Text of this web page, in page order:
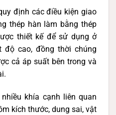
định các điều kiện giao
thép hàn làm bằng thép
thiết kế để sử dụng ở
độ cao, đồng thời chúng
cả áp suất bên trong và
khía cạnh liên quan
kích thước, dung sai, vật